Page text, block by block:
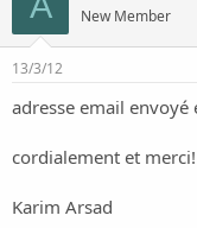
New Member
13/3/12
adresse email envoyé
cordialement et merci!
Karim Arsad